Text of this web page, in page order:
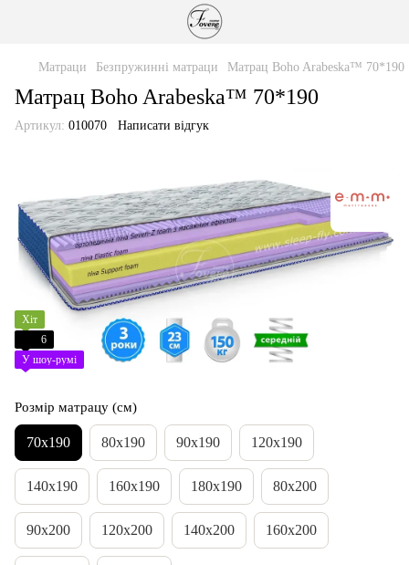
Матраци Безпружинні матраци Матрац Boho Arabeska™ 70*190
Матрац Boho Arabeska™ 70*190
Артикул: 010070 Написати відгук
Хіт
6
У шоу-румі
Розмір матрацу (см)
70х190 80х190 90x190 120x190
140x190 160x190 180x190 80x200
90x200 120x200 140x200 160x200